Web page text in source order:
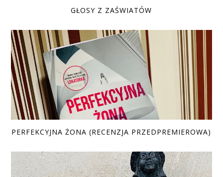
GŁOSY Z ZAŚWIATÓW
PERFEKCYJNA ŻONA (RECENZJA PRZEDPREMIEROWA)